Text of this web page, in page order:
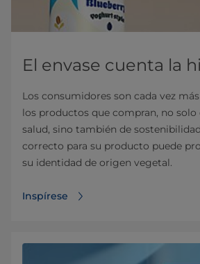
El envase cuenta la
Los consumidores son cada vez
los productos que compran, no
salud, sino también de
correcto para su producto puede
su identidad de origen vegetal.
Inspírese